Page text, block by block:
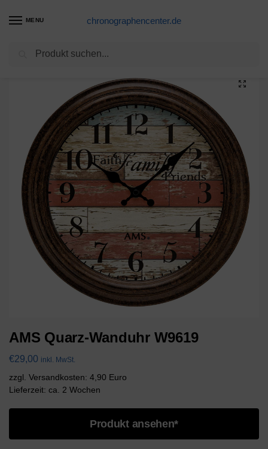
MENU chronographencenter.de
Quarz AMS Quarz-Wanduhr W9619
AMS Quarz-Wanduhr W9619
€29,00 inkl. MwSt.
zzgl. Versandkosten: 4,90 Euro
Lieferzeit: ca. 2 Wochen
Produkt ansehen*